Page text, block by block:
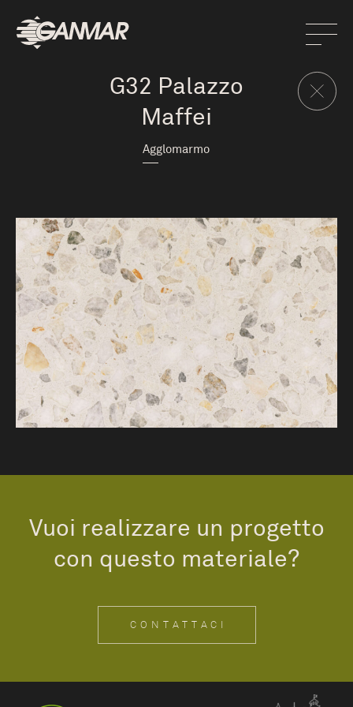
G32 Palazzo
Maffei
Agglomarmo
Vuoi realizzare un progetto
con questo materiale?
CONTATTACI